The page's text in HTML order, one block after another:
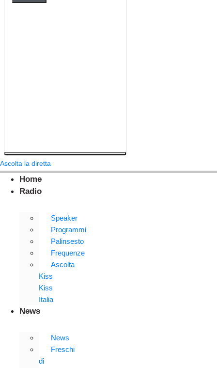
Ascolta la diretta
Home
Radio
Speaker
Programmi
Palinsesto
Frequenze
Ascolta
Kiss
Kiss
Italia
News
News
Freschi
di